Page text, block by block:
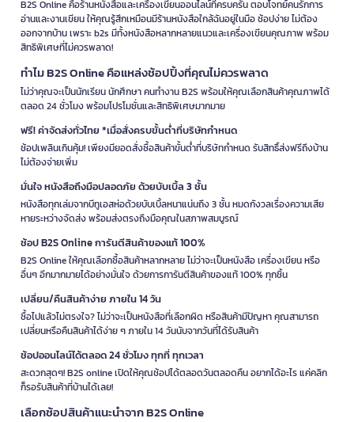
B2S Online คือร้านหนังสือและเครื่องเขียนออนไลน์ที่ครบครัน ตอบโจทย์คนรักการ
อ่านและงานเขียน ให้คุณรู้สึกเหมือนมีร้านหนังสือใกล้ฉันอยู่ในมือ ช้อปง่าย ไม่ต้อง
ออกจากบ้าน เพราะ b2s มีทั้งหนังสือหลากหลายแนวและเครื่องเขียนคุณภาพ พร้อม
สิทธิพิเศษที่ไม่ควรพลาด!
ทำไม B2S Online คือแหล่งช้อปปิ้งที่คุณไม่ควรพลาด
ไม่ว่าคุณจะเป็นนักเรียน นักศึกษา คนทำงาน B2S พร้อมให้คุณเลือกสินค้าคุณภาพได้
ตลอด 24 ชั่วโมง พร้อมโปรโมชั่นและสิทธิพิเศษมากมาย
ฟรี! ค่าจัดส่งทั่วไทย *เมื่อสั่งครบขั้นต่ำที่บริษัทกำหนด
ช้อปเพลินเกินคุ้ม! เพียงมียอดสั่งซื้อสินค้าขั้นต่ำที่บริษัทกำหนด รับสิทธิ์ส่งฟรีถึงบ้าน
ไม่ต้องจ่ายเพิ่ม
มั่นใจ หนังสือถึงมือปลอดภัย ด้วยบับเบิ้ล 3 ชั้น
หนังสือทุกเล่มจากบีทูเอสห่อด้วยบับเบิ้ลหนาแน่นถึง 3 ชั้น หมดกังวลเรื่องความเสีย
หายระหว่างจัดส่ง พร้อมส่งตรงถึงมือคุณในสภาพสมบูรณ์
ช้อป B2S Online การันตีสินค้าของแท้ 100%
B2S Online ให้คุณเลือกซื้อสินค้าหลากหลาย ไม่ว่าจะเป็นหนังสือ เครื่องเขียน หรือ
อื่นๆ อีกมากมายได้อย่างมั่นใจ ด้วยการการันตีสินค้าของแท้ 100% ทุกชิ้น
เปลี่ยน/คืนสินค้าง่าย ภายใน 14 วัน
ซื้อไปแล้วไม่ตรงใจ? ไม่ว่าจะเป็นหนังสือที่เลือกผิด หรือสินค้ามีปัญหา คุณสามารถ
เปลี่ยนหรือคืนสินค้าได้ง่าย ๆ ภายใน 14 วันนับจากวันที่ได้รับสินค้า
ช้อปออนไลน์ได้ตลอด 24 ชั่วโมง ทุกที่ ทุกเวลา
สะดวกสุดๆ! B2S online เปิดให้คุณช้อปได้ตลอดวันตลอดคืน อยากได้อะไร แค่คลิก
ก็รอรับสินค้าที่บ้านได้เลย!
เลือกช้อปสินค้าแนะนำจาก B2S Online